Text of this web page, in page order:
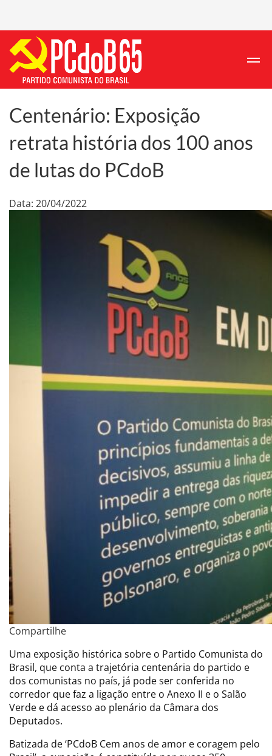
Centenário: Exposição
retrata história dos 100 anos
de lutas do PCdoB
Data: 20/04/2022
Compartilhe
Uma exposição histórica sobre o Partido Comunista do
Brasil, que conta a trajetória centenária do partido e
dos comunistas no país, já pode ser conferida no
corredor que faz a ligação entre o Anexo II e o Salão
Verde e dá acesso ao plenário da Câmara dos
Deputados.
Batizada de ‘PCdoB Cem anos de amor e coragem pelo